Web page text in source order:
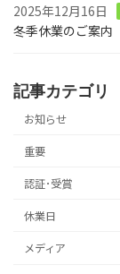
2025年12月16日
冬季休業のご案内
記事カテゴリ
お知らせ
重要
認証･受賞
休業日
メディア